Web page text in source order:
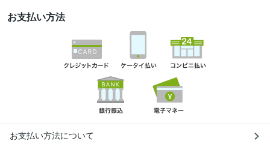
お支払い方法
お支払い方法について